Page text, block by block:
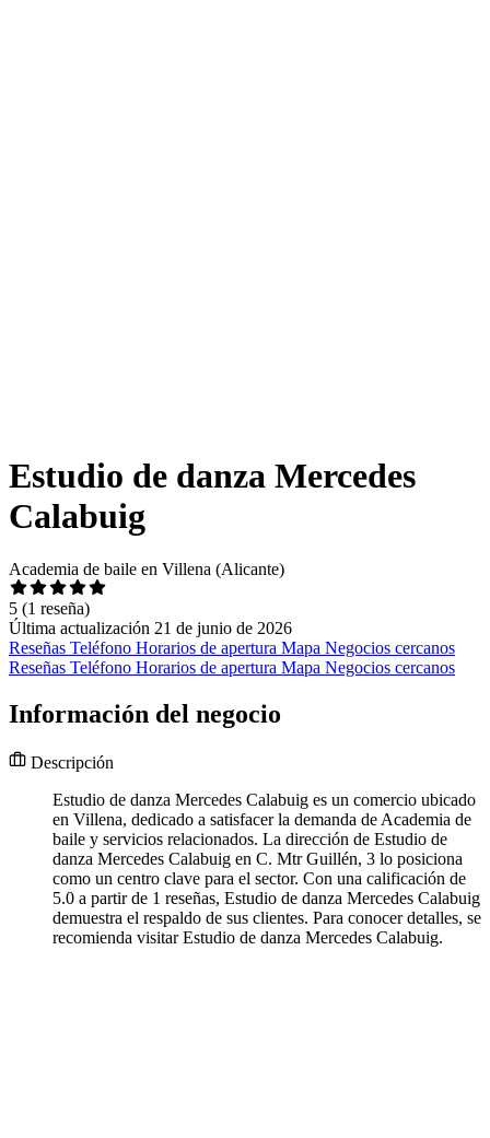
Estudio de danza Mercedes
Calabuig
Academia de baile en Villena (Alicante)
5 (1 reseña)
Última actualización 21 de junio de 2026
Reseñas Teléfono Horarios de apertura Mapa Negocios cercanos
Reseñas Teléfono Horarios de apertura Mapa Negocios cercanos
Información del negocio
Descripción
Estudio de danza Mercedes Calabuig es un comercio ubicado
en Villena, dedicado a satisfacer la demanda de Academia de
baile y servicios relacionados. La dirección de Estudio de
danza Mercedes Calabuig en C. Mtr Guillén, 3 lo posiciona
como un centro clave para el sector. Con una calificación de
5.0 a partir de 1 reseñas, Estudio de danza Mercedes Calabuig
demuestra el respaldo de sus clientes. Para conocer detalles, se
recomienda visitar Estudio de danza Mercedes Calabuig.